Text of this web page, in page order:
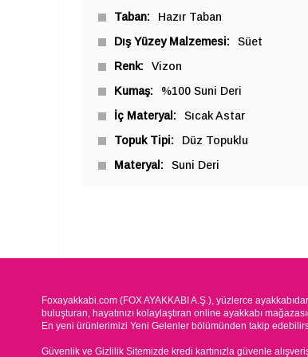
Taban
Hazır Taban
Dış Yüzey Malzemesi
Süet
Renk
Vizon
Kumaş
%100 Suni Deri
İç Materyal
Sıcak Astar
Topuk Tipi
Düz Topuklu
Materyal
Suni Deri
Foxayakkabi.com (FOX AYAKKABI A.Ş.), yüzlerce
buluşturan, hayatınızı kolaylaştıran online ayakkabı
En yeni ürünlerimizi Yeni Gelenler bölümünden takip
Güvenlik ve Gizlilik Sitemizde kredi kartınızla güvenle